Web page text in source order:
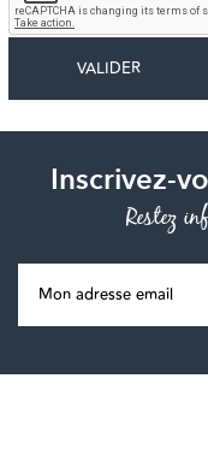
Inscrivez-
Restez